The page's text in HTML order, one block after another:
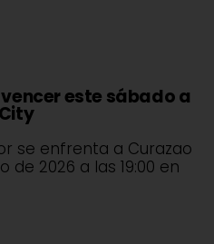
este sábado a
se enfrenta a Curazao
de 2026 a las 19:00 en